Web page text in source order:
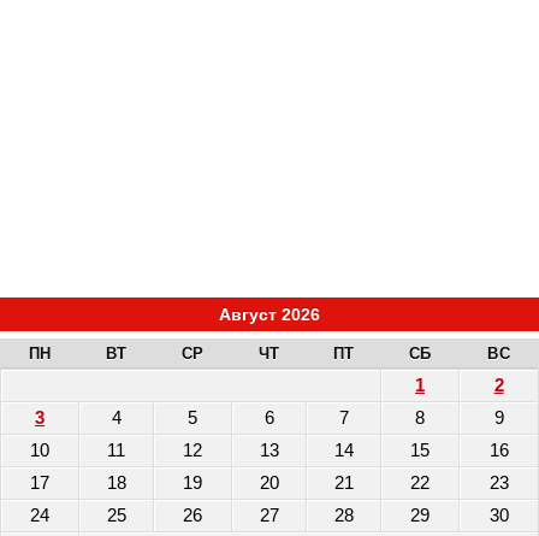
Август 2026
ПН ВТ СР ЧТ ПТ СБ ВС
1
2
3
4 5 6 7 8
9
10
11 12 13 14 15
16
17
18 19 20 21 22
23
24
25 26 27 28 29
30